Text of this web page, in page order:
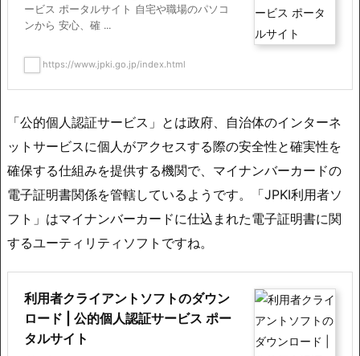
ービス ポータルサイト 自宅や職場のパソコ
ンから 安心、確 ...
https://www.jpki.go.jp/index.html
「公的個人認証サービス」とは政府、自治体のインターネ
ットサービスに個人がアクセスする際の安全性と確実性を
確保する仕組みを提供する機関で、マイナンバーカードの
電子証明書関係を管轄しているようです。「JPKI利用者ソ
フト」はマイナンバーカードに仕込まれた電子証明書に関
するユーティリティソフトですね。
利用者クライアントソフトのダウン
ロード | 公的個人認証サービス ポー
タルサイト